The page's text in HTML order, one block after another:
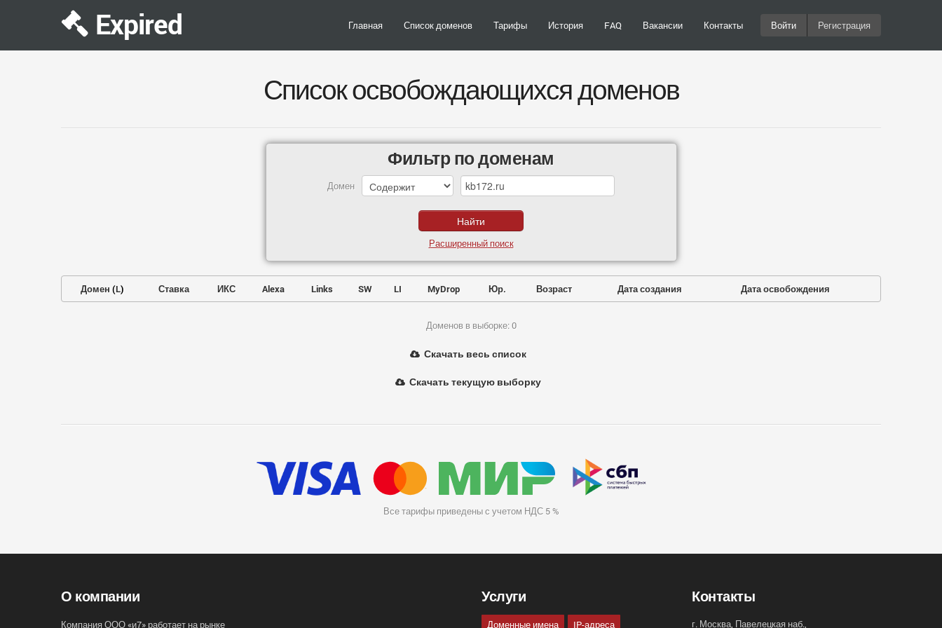
Expired Главная Список доменов Тарифы История FAQ Вакансии Контакты Войти Регистрация
Список освобождающихся доменов
Фильтр по доменам
Домен
Расширенный поиск
Домен (L) Ставка ИКС Alexa Links SW LI MyDrop Юр. Возраст Дата создания Дата освобождения
Доменов в выборке: 0
Скачать весь список
Скачать текущую выборку
Все тарифы приведены с учетом НДС 5 %
О компании
Компания ООО «и7» работает на рынке
Услуги
Доменные имена IP-адреса
Контакты
г. Москва, Павелецкая наб.,